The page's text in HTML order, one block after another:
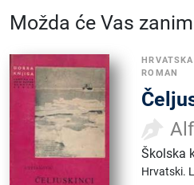
Možda će Vas
ROMAN
Školska
Hrvatski.